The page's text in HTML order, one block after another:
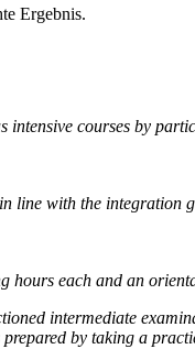
Ergebnis.
courses by
line with the integration
each and an
intermediate
by taking a